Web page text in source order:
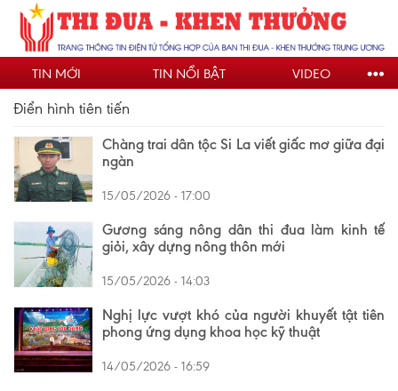
Nhảy
đến
nội
dungTIN MỚI TIN NỔI BẬT VIDEO
Điển hình tiên tiến
Chàng trai dân tộc Si La viết giấc mơ giữa đại
ngàn
15/05/2026 - 17:00
Gương sáng nông dân thi đua làm kinh tế
giỏi, xây dựng nông thôn mới
15/05/2026 - 14:03
Nghị lực vượt khó của người khuyết tật tiên
phong ứng dụng khoa học kỹ thuật
14/05/2026 - 16:59